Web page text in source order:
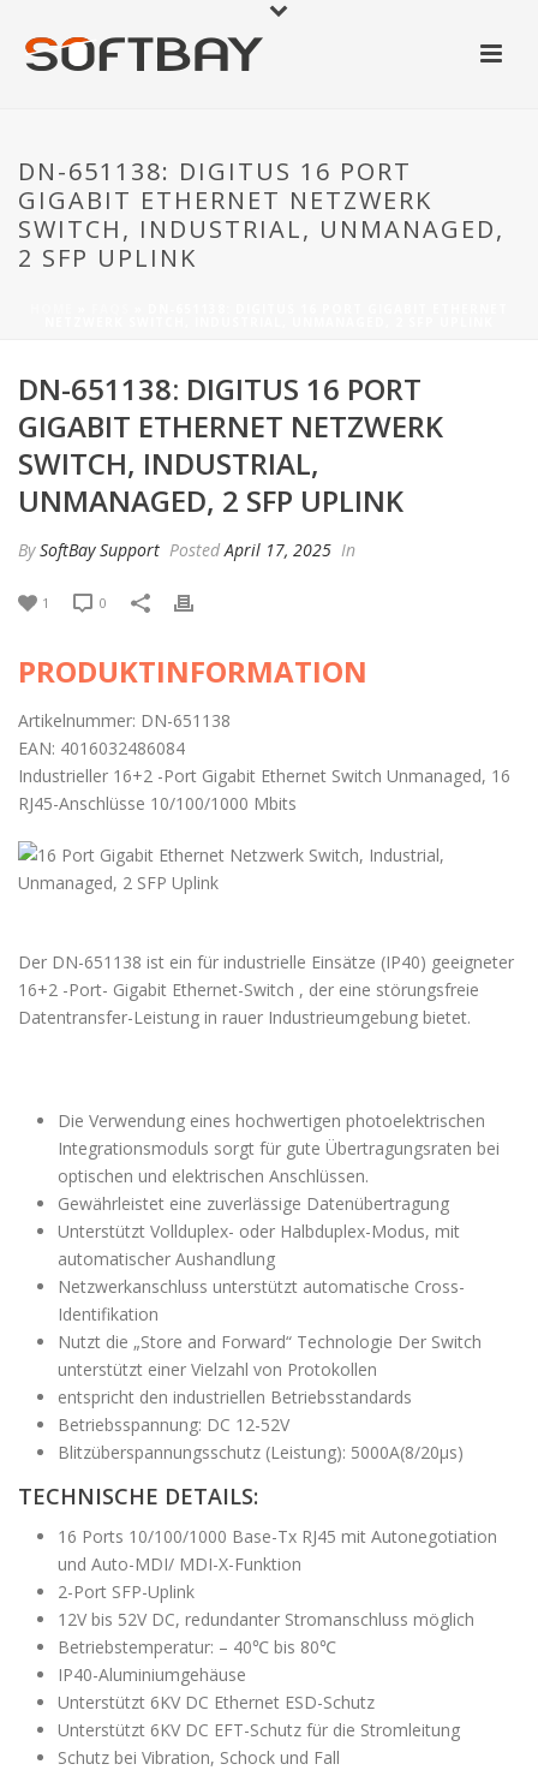
DN-651138: DIGITUS 16 PORT
GIGABIT ETHERNET NETZWERK
SWITCH, INDUSTRIAL, UNMANAGED,
2 SFP UPLINK
DN-651138: DIGITUS 16 PORT
GIGABIT ETHERNET NETZWERK
SWITCH, INDUSTRIAL,
UNMANAGED, 2 SFP UPLINK
BySoftBay Support PostedApril 17, 2025 In
1 0
PRODUKTINFORMATION
Artikelnummer: DN-651138
EAN: 4016032486084
Industrieller 16+2 -Port Gigabit Ethernet Switch Unmanaged, 16
RJ45-Anschlüsse 10/100/1000 Mbits
Der DN-651138 ist ein für industrielle Einsätze (IP40) geeigneter
16+2 -Port- Gigabit Ethernet-Switch , der eine störungsfreie
Datentransfer-Leistung in rauer Industrieumgebung bietet.
Die Verwendung eines hochwertigen photoelektrischen
Integrationsmoduls sorgt für gute Übertragungsraten bei
optischen und elektrischen Anschlüssen.
Gewährleistet eine zuverlässige Datenübertragung
Unterstützt Vollduplex- oder Halbduplex-Modus, mit
automatischer Aushandlung
Netzwerkanschluss unterstützt automatische Cross-
Identifikation
Nutzt die „Store and Forward“ Technologie Der Switch
unterstützt einer Vielzahl von Protokollen
entspricht den industriellen Betriebsstandards
Betriebsspannung: DC 12-52V
Blitzüberspannungsschutz (Leistung): 5000A(8/20μs)
TECHNISCHE DETAILS:
16 Ports 10/100/1000 Base-Tx RJ45 mit Autonegotiation
und Auto-MDI/ MDI-X-Funktion
2-Port SFP-Uplink
12V bis 52V DC, redundanter Stromanschluss möglich
Betriebstemperatur: – 40℃ bis 80℃
IP40-Aluminiumgehäuse
Unterstützt 6KV DC Ethernet ESD-Schutz
Unterstützt 6KV DC EFT-Schutz für die Stromleitung
Schutz bei Vibration, Schock und Fall